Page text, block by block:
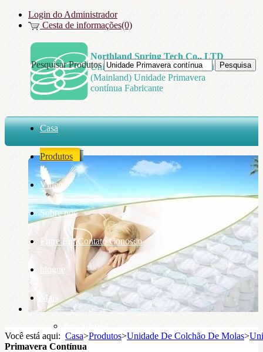
Login do Administrador
Cesta de informações(0)
Northland Spring Tech Co., LTD
Unidade Primavera contínua, China
(Mainland) Unidade Primavera
contínua Fabricante
Casa
Produtos
Vídeo
Sobre nós
Entre Em Contato Conosco
blogue
Mais
Por que nós
Pesquisar Produtos
Você está aqui: Casa>Produtos>Unidade De Colchão De Molas>
Primavera Contínua